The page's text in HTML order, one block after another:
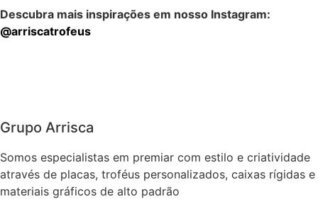
Descubra mais inspirações em nosso Instagram:
@arriscatrofeus
Grupo Arrisca
Somos especialistas em premiar com estilo e criatividade
através de placas, troféus personalizados, caixas rígidas e
materiais gráficos de alto padrão